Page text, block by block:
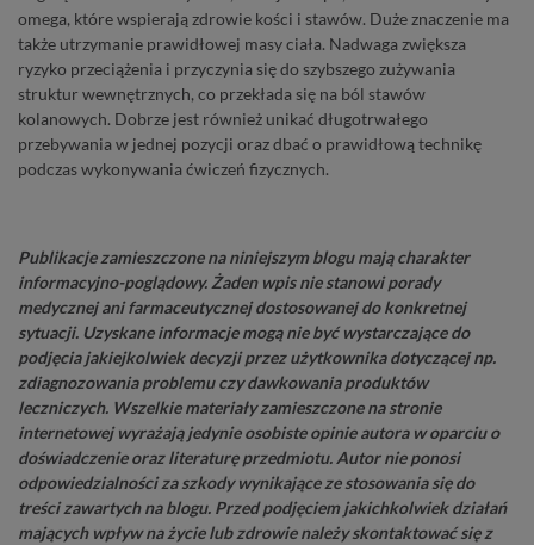
omega, które wspierają zdrowie kości i stawów. Duże znaczenie ma
także utrzymanie prawidłowej masy ciała. Nadwaga zwiększa
ryzyko przeciążenia i przyczynia się do szybszego zużywania
struktur wewnętrznych, co przekłada się na ból stawów
kolanowych. Dobrze jest również unikać długotrwałego
przebywania w jednej pozycji oraz dbać o prawidłową technikę
podczas wykonywania ćwiczeń fizycznych.
Publikacje zamieszczone na niniejszym blogu mają charakter
informacyjno-poglądowy. Żaden wpis nie stanowi porady
medycznej ani farmaceutycznej dostosowanej do konkretnej
sytuacji. Uzyskane informacje mogą nie być wystarczające do
podjęcia jakiejkolwiek decyzji przez użytkownika dotyczącej np.
zdiagnozowania problemu czy dawkowania produktów
leczniczych. Wszelkie materiały zamieszczone na stronie
internetowej wyrażają jedynie osobiste opinie autora w oparciu o
doświadczenie oraz literaturę przedmiotu. Autor nie ponosi
odpowiedzialności za szkody wynikające ze stosowania się do
treści zawartych na blogu. Przed podjęciem jakichkolwiek działań
mających wpływ na życie lub zdrowie należy skontaktować się z